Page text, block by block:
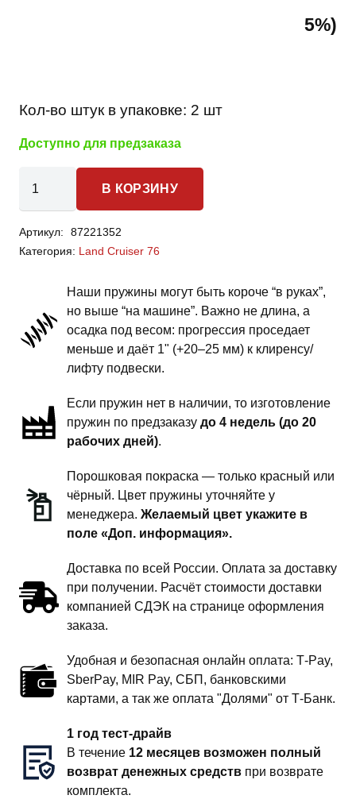
5%)
Кол-во штук в упаковке: 2 шт
Доступно для предзаказа
товара
Land
Cruiser
пружины
задней
подвески
дюйма
комфорт
В КОРЗИНУ
Артикул:
87221352
Категория: Land Cruiser 76
Наши пружины могут быть короче “в руках”,
но выше “на машине”. Важно не длина, а
осадка под весом: прогрессия проседает
меньше и даёт 1" (+20–25 мм) к клиренсу/
лифту подвески.
Если пружин нет в наличии, то изготовление
пружин по предзаказу до 4 недель (до 20
рабочих дней).
Порошковая покраска — только красный или
чёрный. Цвет пружины уточняйте у
менеджера. Желаемый цвет укажите в
поле «Доп. информация».
Доставка по всей России. Оплата за доставку
при получении. Расчёт стоимости доставки
компанией СДЭК на странице оформления
заказа.
Удобная и безопасная онлайн оплата: T‑Pay,
SberPay, MIR Pay, СБП, банковскими
картами, а так же оплата "Долями" от Т-Банк.
1 год тест-драйв
В течение 12 месяцев возможен полный
возврат денежных средств при возврате
комплекта.